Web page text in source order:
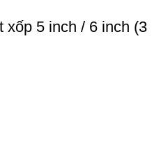
xốp 5 inch / 6 inch (3